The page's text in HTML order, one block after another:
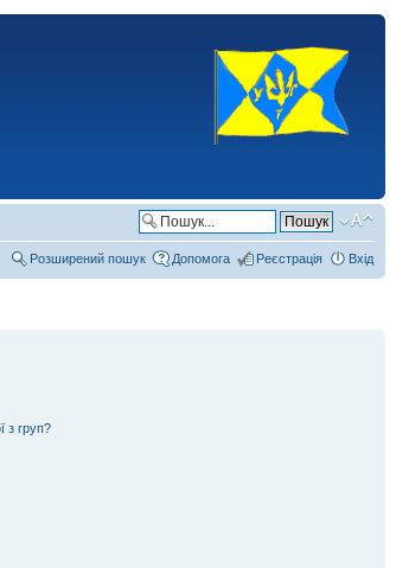
Розширений пошук Допомога Реєстрація Вхід
з груп?